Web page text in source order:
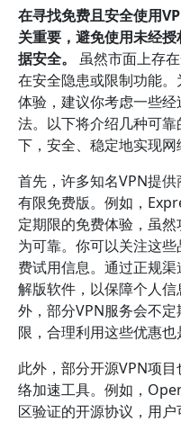
在寻找免费且安全使用
关重要，避免使用未经
据安全。
虽然市面上存
在安全隐患或限制功能
体验，建议你考虑一些
法。以下将介绍几种可
下，安全、稳定地实现网
首先，许多知名VPN提
有限免费版。例如，
定期限的免费体验，虽
为可靠。你可以关注这
费试用信息。通过正规
解版软件，以保障个人
外，部分VPN服务会不
限，合理利用这些优惠也
此外，部分开源VPN项
络加速工具。例如，
区验证的开源协议，用